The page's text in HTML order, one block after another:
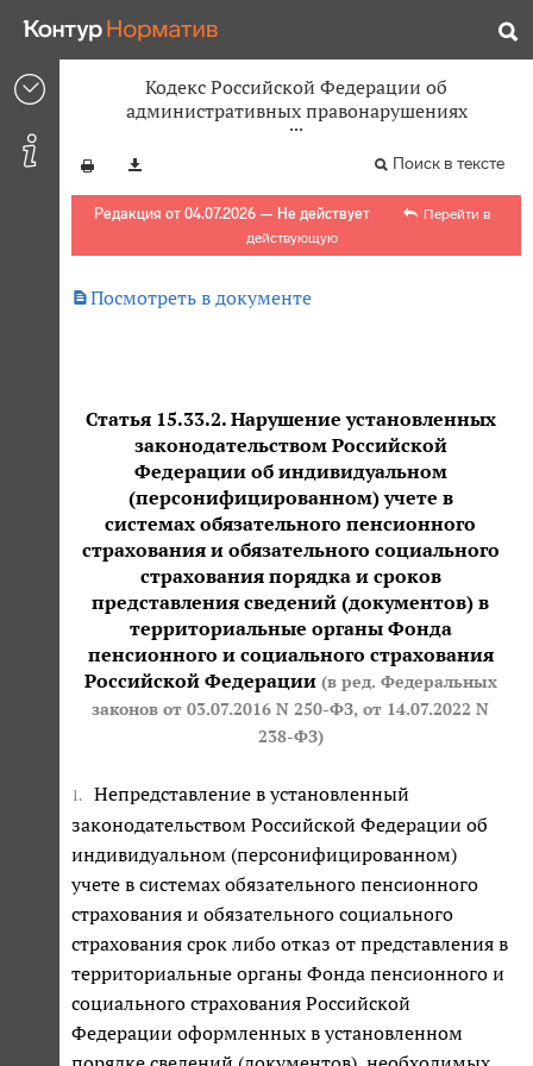
Кодекс Российской Федерации об
административных правонарушениях
Поиск в тексте
Редакция от 04.07.2026 — Не действует
Перейти в
действующую
Посмотреть в документе
Статья 15.33.2. Нарушение установленных
законодательством Российской
Федерации об индивидуальном
(персонифицированном) учете в
системах обязательного пенсионного
страхования и обязательного социального
страхования порядка и сроков
представления сведений (документов) в
территориальные органы Фонда
пенсионного и социального страхования
Российской Федерации (в ред. Федеральных
законов от 03.07.2016 N 250-ФЗ, от 14.07.2022 N
238-ФЗ)
1.
Непредставление в установленный
законодательством Российской Федерации об
индивидуальном (персонифицированном)
учете в системах обязательного пенсионного
страхования и обязательного социального
страхования срок либо отказ от представления в
территориальные органы Фонда пенсионного и
социального страхования Российской
Федерации оформленных в установленном